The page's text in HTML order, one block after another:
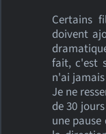
Certains
doivent
fait, c'est
n'ai
Je ne
de 30
une